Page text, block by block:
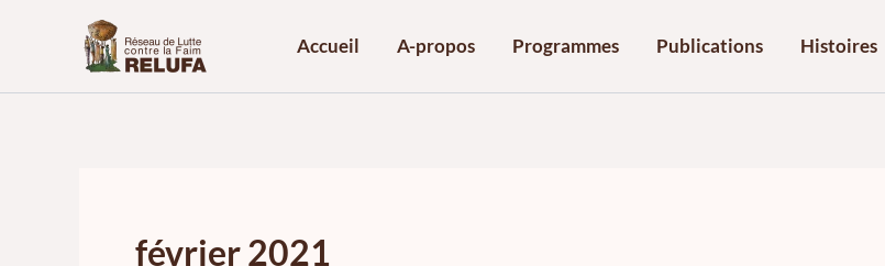
Accueil A-propos Programmes Publications Histoires
février 2021